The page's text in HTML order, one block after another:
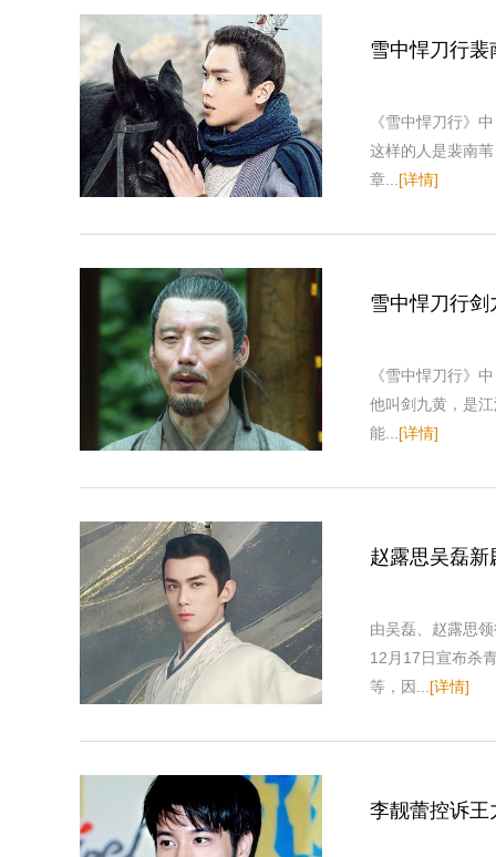
雪中悍刀行
《雪中悍刀行》
这样的人是裴南
章... [详情]
雪中悍刀行
《雪中悍刀行》
他叫剑九黄，是
能... [详情]
赵露思吴磊
由吴磊、赵露思
12月17日宣布杀
等，因... [详情]
李靓蕾控诉王